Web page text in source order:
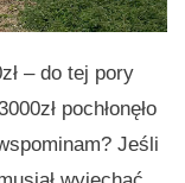
– do tej pory
pochłonęło
Jeśli